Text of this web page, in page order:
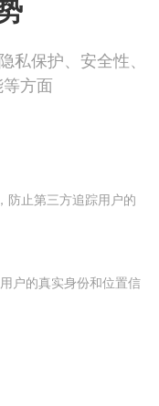
保护、安全性、
方面
防止第三方追踪用户的
户的真实身份和位置信